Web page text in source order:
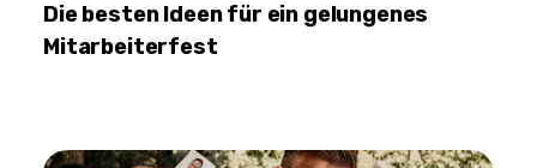
Die besten Ideen für ein gelungenes
Mitarbeiterfest